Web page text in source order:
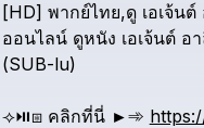
[HD] พากย์ไทย,ดู เอเจ้นต์
ออนไลน์ ดูหนัง เอเจ้นต์ อ
(SUB-lu)
⟢⏯️⧆ คลิกที่นี่ ►➾